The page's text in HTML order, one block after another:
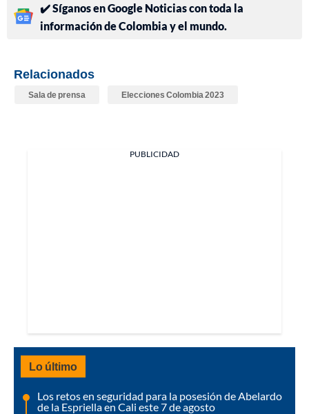
✔️ Síganos en Google Noticias con toda la
información de Colombia y el mundo.
Relacionados
Sala de prensa Elecciones Colombia 2023
PUBLICIDAD
Lo último
Los retos en seguridad para la posesión de Abelardo
de la Espriella en Cali este 7 de agosto